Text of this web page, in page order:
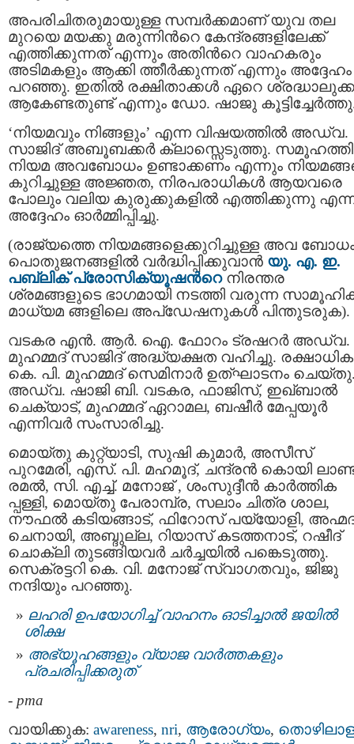
അപരിചിതരുമായുള്ള സമ്പർക്കമാണ് യുവ തല
മുറയെ മയക്കു മരുന്നിന്‍റെ കേന്ദ്രങ്ങളിലേക്ക്
എത്തിക്കുന്നത് എന്നും അതിന്‍റെ വാഹകരും
അടിമകളും ആക്കി ത്തീർക്കുന്നത് എന്നും അദ്ദേഹം
പറഞ്ഞു. ഇതിൽ രക്ഷിതാക്കൾ ഏറെ
ആകേണ്ടതുണ്ട് എന്നും ഡോ. ഷാജു
‘നിയമവും നിങ്ങളും’ എന്ന വിഷയത്തിൽ അഡ്വ.
സാജിദ് അബൂബക്കർ ക്ലാസ്സെടുത്തു.
നിയമ അവബോധം ഉണ്ടാക്കണം എന്നും
കുറിച്ചുള്ള അജ്ഞത, നിരപരാധികള്‍ ആയവരെ
പോലും വലിയ കുരുക്കുകളിൽ എത്തിക്കുന്നു
അദ്ദേഹം ഓർമ്മിപ്പിച്ചു.
(രാജ്യത്തെ നിയമങ്ങളെക്കുറിച്ചുള്ള അവ
പൊതുജനങ്ങളില്‍ വർദ്ധിപ്പിക്കുവാന്‍ യു. എ. ഇ.
പബ്ലിക് പ്രോസിക്യൂഷന്‍റെ നിരന്തര
ശ്രമങ്ങളുടെ ഭാഗമായി നടത്തി വരുന്ന
മാധ്യമ ങ്ങളിലെ അപ്ഡേഷനുകള്‍ പിന്തുടരുക).
വടകര എൻ. ആർ. ഐ. ഫോറം ട്രഷറർ അഡ്വ.
മുഹമ്മദ് സാജിദ് അദ്ധ്യക്ഷത വഹിച്ചു.
കെ. പി. മുഹമ്മദ് സെമിനാർ ഉത്ഘാടനം
അഡ്വ. ഷാജി ബി. വടകര, ഫാജിസ്, ഇഖ്ബാൽ
ചെക്യാട്, മുഹമ്മദ് ഏറാമല, ബഷീർ മേപ്പയൂർ
എന്നിവർ സംസാരിച്ചു.
മൊയ്തു കുറ്റ്യാടി, സുഷി കുമാർ, അസീസ്
പുറമേരി, എസ്. പി. മഹമൂദ്, ചന്ദ്രൻ കൊയി
രമൽ, സി. എച്ച്. മനോജ് , ശംസുദ്ദീൻ കാർത്തിക
പ്പള്ളി, മൊയ്തു പേരാമ്പ്ര, സലാം ചിത്ര ശാല,
നൗഫൽ കടിയങ്ങാട്, ഫിറോസ് പയ്യോളി,
ചെനായി, അബ്ദുല്ല, റിയാസ് കടത്തനാട്, റഷീദ്
ചൊക്ലി തുടങ്ങിയവർ ചർച്ചയിൽ പങ്കെടുത്തു.
സെക്രട്ടറി കെ. വി. മനോജ് സ്വാഗതവും, ജിജു
നന്ദിയും പറഞ്ഞു.
ലഹരി ഉപയോഗിച്ച് വാഹനം ഓടിച്ചാൽ ജയിൽ
ശിക്ഷ
അഭ്യൂഹങ്ങളും വ്യാജ വാർത്തകളും
പ്രചരിപ്പിക്കരുത്
- pma
വായിക്കുക: awareness, nri, ആരോഗ്യം,